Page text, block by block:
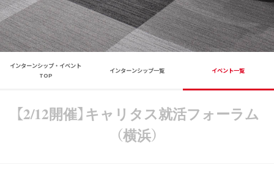
インターンシップ・イベント
TOP
インターンシップ一覧 イベント一覧
【2/12開催】キャリタス就活フォーラム
（横浜）